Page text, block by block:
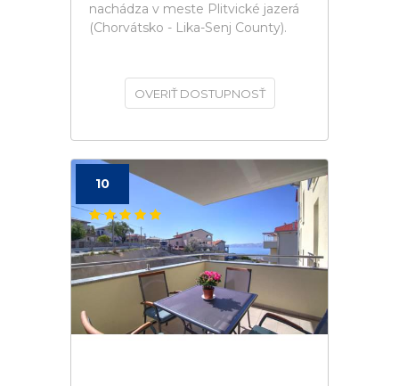
nachádza v meste Plitvické jazerá
(Chorvátsko - Lika-Senj County).
OVERIŤ DOSTUPNOSŤ
10